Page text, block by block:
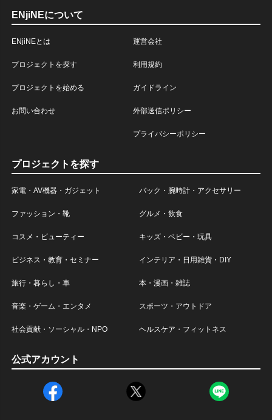
ENjiNEについて
ENjiNEとは
プロジェクトを探す
プロジェクトを始める
お問い合わせ
運営会社
利用規約
ガイドライン
外部送信ポリシー
プライバシーポリシー
プロジェクトを探す
家電・AV機器・ガジェット バック・腕時計・アクセサリー
ファッション・靴 グルメ・飲食
コスメ・ビューティー キッズ・ベビー・玩具
ビジネス・教育・セミナー インテリア・日用雑貨・DIY
旅行・暮らし・車 本・漫画・雑誌
音楽・ゲーム・エンタメ スポーツ・アウトドア
社会貢献・ソーシャル・NPO ヘルスケア・フィットネス
公式アカウント